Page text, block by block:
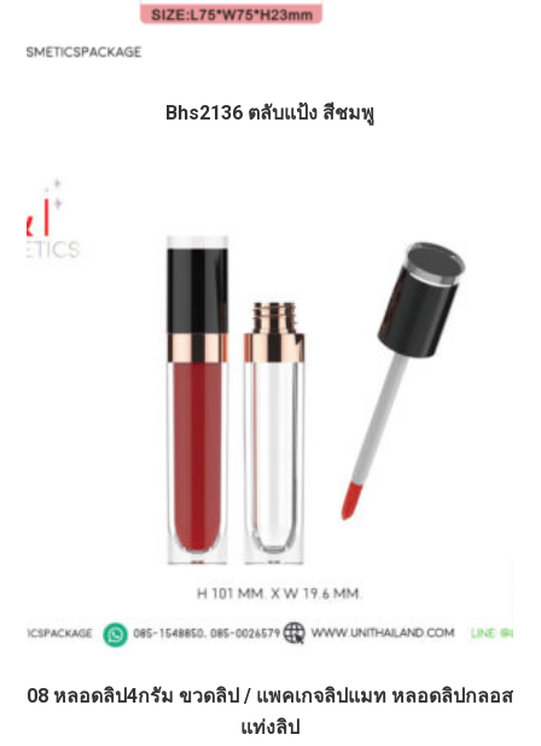
Bhs2136 ตลับแป้ง สีชมพู
08 หลอดลิป4กรัม ขวดลิป / แพคเกจลิปแมท หลอดลิปกลอส
แท่งลิป